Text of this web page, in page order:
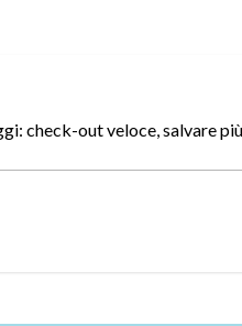
check-out veloce, salvare